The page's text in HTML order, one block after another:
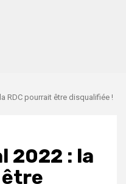
RDC pourrait être disqualifiée !
2022 : la
être